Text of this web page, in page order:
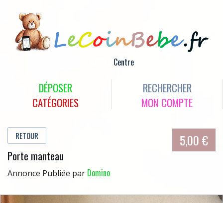
Centre
DÉPOSER
RECHERCHER
CATÉGORIES
MON COMPTE
RETOUR
Porte manteau
Annonce Publiée par Domino
5,00 €